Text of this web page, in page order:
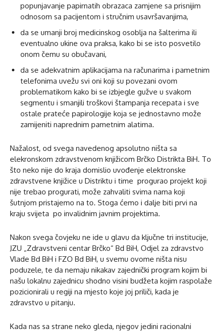
popunjavanje papirnatih obrazaca zamjene sa prisnijim
odnosom sa pacijentom i stručnim usavršavanjima,
da se umanji broj medicinskog osoblja na šalterima ili
eventualno ukine ova praksa, kako bi se isto posvetilo
onom čemu su obučavani,
da se adekvatnim aplikacijama na računarima i pametnim
telefonima uvežu svi oni koji su povezani ovom
problematikom kako bi se izbjegle gužve u svakom
segmentu i smanjili troškovi štampanja recepata i sve
ostale prateće papirologije koja se jednostavno može
zamijeniti naprednim pametnim alatima.
Nažalost, od svega navedenog apsolutno ništa sa
elekronskom zdravstvenom knjižicom Brčko Distrikta BiH. To
što neko nije do kraja domislio uvođenje elektronske
zdravstvene knjižice u Distriktu i time progurao projekt koji
nije trebao progurati, može zahvaliti svima nama koji
šutnjom pristajemo na to. Stoga ćemo i dalje biti prvi na
kraju svijeta po invalidnim javnim projektima.
Nakon svega čovjeku ne ide u glavu da ključne tri institucije,
JZU „Zdravstveni centar Brčko“ Bd BiH, Odjel za zdravstvo
Vlade Bd BiH i FZO Bd BiH, u svemu ovome ništa nisu
poduzele, te da nemaju nikakav zajednički program kojim bi
našu lokalnu zajednicu shodno visini budžeta kojim raspolaže
pozicionirali u regiji na mjesto koje joj priliči, kada je
zdravstvo u pitanju.
Kada nas sa strane neko gleda, njegov jedini racionalni